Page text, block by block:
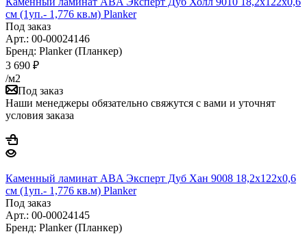
см (1уп.- 1,776 кв.м) Planker
Под заказ
Арт.: 00-00024146
Бренд: Planker (Планкер)
3 690 ₽
/м2
Под заказ
Наши менеджеры обязательно свяжутся с вами и уточнят
условия заказа
Каменный ламинат ABA Эксперт Дуб Хан 9008 18,2x122x0,6
см (1уп.- 1,776 кв.м) Planker
Под заказ
Арт.: 00-00024145
Бренд: Planker (Планкер)